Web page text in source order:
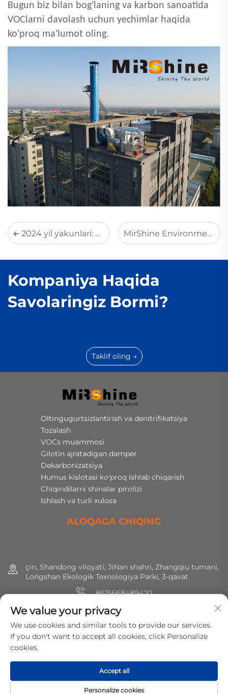
Bugun biz bilan bog'laning va karbon sanoatida
VOClarni davolash uchun yechimlar haqida
ko'proq ma'lumot oling.
2024 yil yakunlari: MirShine Tejonda bo'lib o'tgan METAFO tashabbusida ishtirok etdi va O'rta Sharqdagi o'z ishtirokini kengaytirdi MirShine Environmental kompaniyasi [ANKIROS 2024] Istanbul, Turkiyada ishtirok etishga taklif qilindi
Kompaniya Haqida
Savolaringiz Bormi?
Taklif oling →
Oltingugurtsizlantirish va denitrifikatsiya
Tozalash
VOCs muammosi
Gilotin ajratadigan damper
Dekarbonizatsiya
Humus kislotasi ko'proq ishlab chiqarish
Chiqindilarni shinalar pirolizi
Ishlash va turli xulosa
ALOQAGA CHIQING
çin, Shandong viloyati, JiNan shahri, Zhangqiu tumani,
Longshan Ekologik Texnologiya Parki, 3-qavat
8615668489420
+86 (0) 531 8891 0288
[email protected]
Huquqlar hammasi saqlangan © 2025 MirShine Environmental
Protection Technology Co., Ltd. Maxfiylik siyosati
We value your privacy
We use cookies and similar tools to provide our services.
If you don't want to accept all cookies, click Personalize
cookies.
Personalize cookies
Accept all